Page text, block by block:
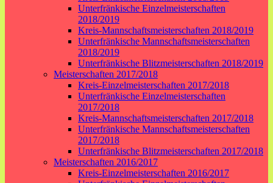
Unterfränkische Einzelmeisterschaften
2018/2019
Kreis-Mannschaftsmeisterschaften 2018/2019
Unterfränkische Mannschaftsmeisterschaften
2018/2019
Unterfränkische Blitzmeisterschaften 2018/2019
Meisterschaften 2017/2018
Kreis-Einzelmeisterschaften 2017/2018
Unterfränkische Einzelmeisterschaften
2017/2018
Kreis-Mannschaftsmeisterschaften 2017/2018
Unterfränkische Mannschaftsmeisterschaften
2017/2018
Unterfränkische Blitzmeisterschaften 2017/2018
Meisterschaften 2016/2017
Kreis-Einzelmeisterschaften 2016/2017